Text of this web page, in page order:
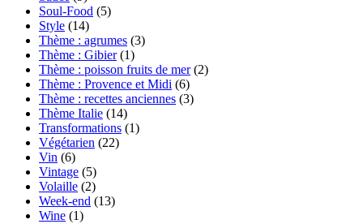
Soul-Food (5)
Style (14)
Thème : agrumes (3)
Thème : Gibier(1)
Thème : poisson fruits de mer(2)
Thème : Provence et Midi (6)
Thème : recettes anciennes (3)
Thème Italie (14)
Transformations (1)
Végétarien (22)
Vin (6)
Vintage (5)
Volaille (2)
Week-end (13)
Wine (1)